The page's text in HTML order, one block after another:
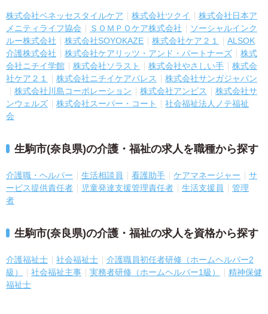
株式会社ベネッセスタイルケア 株式会社ツクイ
株式会社日本ア
メニティライフ協会
ＳＯＭＰＯケア株式会社
ソーシャルインク
ルー株式会社
株式会社SOYOKAZE 株式会社ケア２１
ALSOK
介護株式会社
株式会社ケアリッツ・アンド・パートナーズ
株式
会社ニチイ学館
株式会社ソラスト 株式会社やさしい手
株式会
社ケア２１
株式会社ニチイケアパレス
株式会社サンガジャパン
株式会社川島コーポレーション
株式会社アンビス
株式会社サ
ンウェルズ
株式会社スーパー・コート
社会福祉法人ノテ福祉
会
生駒市(奈良県)の介護・福祉の求人を職種から探す
介護職・ヘルパー 生活相談員 看護助手 ケアマネージャー
サ
ービス提供責任者
児童発達支援管理責任者 生活支援員
管理
者
生駒市(奈良県)の介護・福祉の求人を資格から探す
介護福祉士 社会福祉士
介護職員初任者研修（ホームヘルパー2
級）
社会福祉主事 実務者研修（ホームヘルパー1級）
精神保健
福祉士